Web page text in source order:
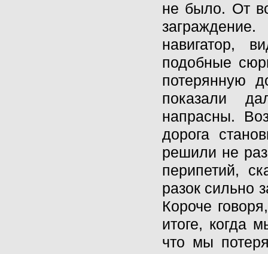
не было. От
навигатор,
подобные
потерянную
показали
напрасны.
дорога
решили не
перипетий,
разок сильно
Короче
итоге, когда
что мы